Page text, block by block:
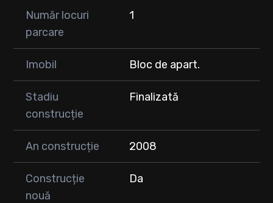
Număr locuri
parcare
1
Imobil Bloc de apart.
Stadiu
construcție
Finalizată
An construcție 2008
Construcție
nouă
Da